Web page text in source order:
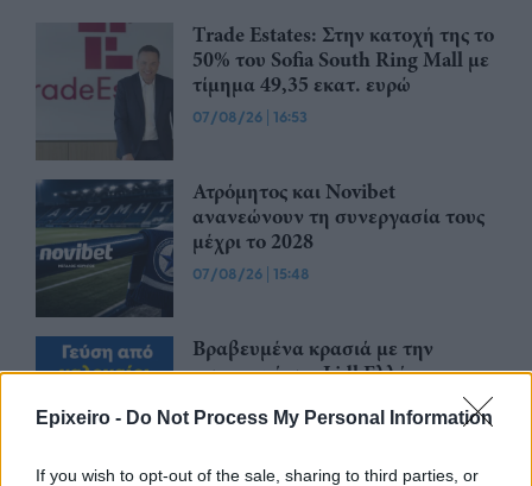
Epixeiro - Do Not Process My Personal Information
If you wish to opt-out of the sale, sharing to third parties, or
Trade Estates: Στην κατοχή της το
50% του Sofia South Ring Mall με
τίμημα 49,35 εκατ. ευρώ
07/08/26 | 16:53
Ατρόμητος και Novibet
ανανεώνουν τη συνεργασία τους
μέχρι το 2028
07/08/26 | 15:48
Βραβευμένα κρασιά με την
υπογραφή της Lidl Ελλάς
07/08/26 15:29